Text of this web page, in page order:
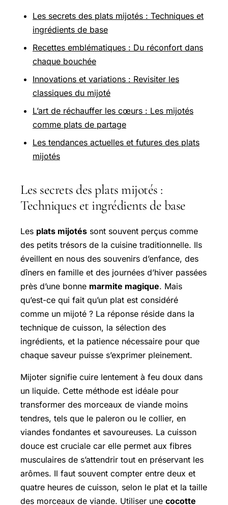
Les secrets des plats mijotés : Techniques et
ingrédients de base
Recettes emblématiques : Du réconfort dans
chaque bouchée
Innovations et variations : Revisiter les
classiques du mijoté
L’art de réchauffer les cœurs : Les mijotés
comme plats de partage
Les tendances actuelles et futures des plats
mijotés
Les secrets des plats mijotés :
Techniques et ingrédients de base
Les plats mijotés sont souvent perçus comme
des petits trésors de la cuisine traditionnelle. Ils
éveillent en nous des souvenirs d’enfance, des
dîners en famille et des journées d’hiver passées
près d’une bonne marmite magique. Mais
qu’est-ce qui fait qu’un plat est considéré
comme un mijoté ? La réponse réside dans la
technique de cuisson, la sélection des
ingrédients, et la patience nécessaire pour que
chaque saveur puisse s’exprimer pleinement.
Mijoter signifie cuire lentement à feu doux dans
un liquide. Cette méthode est idéale pour
transformer des morceaux de viande moins
tendres, tels que le paleron ou le collier, en
viandes fondantes et savoureuses. La cuisson
douce est cruciale car elle permet aux fibres
musculaires de s’attendrir tout en préservant les
arômes. Il faut souvent compter entre deux et
quatre heures de cuisson, selon le plat et la taille
des morceaux de viande. Utiliser une cocotte